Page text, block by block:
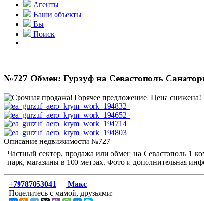
Агенты
Ваши объекты
Вы
Поиск
№727 Обмен: Гурзуф на Севастополь
Описание недвижимости №727
Частный сектор, продажа или обмен на Севастополь 1
парк, магазины в 100 метрах. Фото и дополнительная
+79787053041
Макс
Поделитесь с мамой, друзьями: